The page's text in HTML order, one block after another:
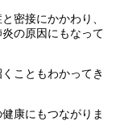
密接にかかわり、
の原因にもなって
こともわかってき
康にもつながりま